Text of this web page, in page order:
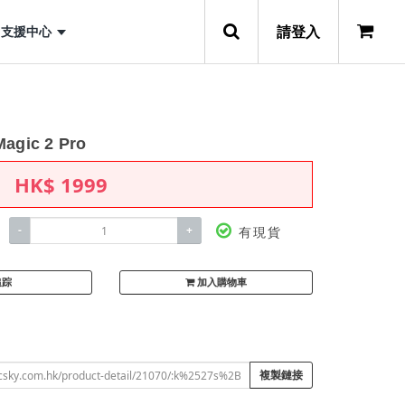
支援中心 請登入
2 Pro
HK$ 1999
- + 有現貨
加入購物車
複製鏈接